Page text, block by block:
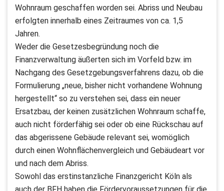
Wohnraum geschaffen worden sei. Abriss und Neubau
erfolgten innerhalb eines Zeitraumes von ca. 1,5
Jahren.
Weder die Gesetzesbegründung noch die
Finanzverwaltung äußerten sich im Vorfeld bzw. im
Nachgang des Gesetzgebungsverfahrens dazu, ob die
Formulierung „neue, bisher nicht vorhandene Wohnung
hergestellt“ so zu verstehen sei, dass ein neuer
Ersatzbau, der keinen zusätzlichen Wohnraum schaffe,
auch nicht förderfähig sei oder ob eine Rückschau auf
das abgerissene Gebäude relevant sei, womöglich
durch einen Wohnflächenvergleich und Gebäudeart vor
und nach dem Abriss.
Sowohl das erstinstanzliche Finanzgericht Köln als